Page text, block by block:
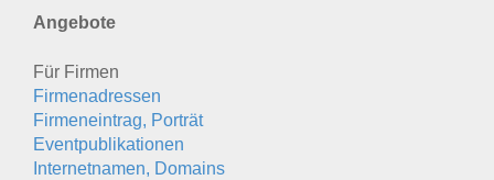
Angebote
Für Firmen
Firmenadressen
Firmeneintrag, Porträt
Eventpublikationen
Internetnamen, Domains